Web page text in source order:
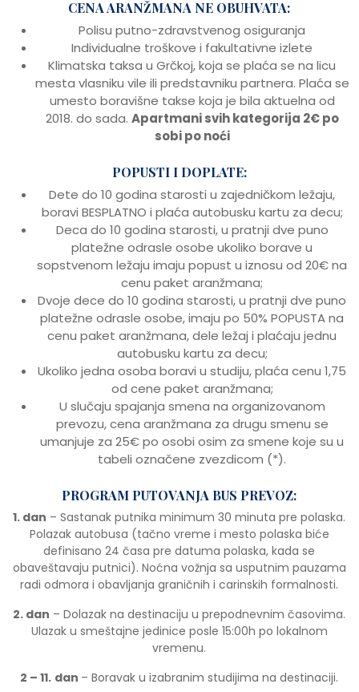
CENA ARANŽMANA NE OBUHVATA:
Polisu putno-zdravstvenog osiguranja
Individualne troškove i fakultativne izlete
Klimatska taksa u Grčkoj, koja se plaća se na licu
mesta vlasniku vile ili predstavniku partnera. Plaća se
umesto boravišne takse koja je bila aktuelna od
2018. do sada. Apartmani svih kategorija 2€ po
sobi po noći
POPUSTI I DOPLATE:
Dete do 10 godina starosti u zajedničkom ležaju,
boravi BESPLATNO i plaća autobusku kartu za decu;
Deca do 10 godina starosti, u pratnji dve puno
platežne odrasle osobe ukoliko borave u
sopstvenom ležaju imaju popust u iznosu od 20€ na
cenu paket aranžmana;
Dvoje dece do 10 godina starosti, u pratnji dve puno
platežne odrasle osobe, imaju po 50% POPUSTA na
cenu paket aranžmana, dele ležaj i plaćaju jednu
autobusku kartu za decu;
Ukoliko jedna osoba boravi u studiju, plaća cenu 1,75
od cene paket aranžmana;
U slučaju spajanja smena na organizovanom
prevozu, cena aranžmana za drugu smenu se
umanjuje za 25€ po osobi osim za smene koje su u
tabeli označene zvezdicom (*).
PROGRAM PUTOVANJA BUS PREVOZ:
1. dan – Sastanak putnika minimum 30 minuta pre polaska.
Polazak autobusa (tačno vreme i mesto polaska biće
definisano 24 časa pre datuma polaska, kada se
obaveštavaju putnici). Noćna vožnja sa usputnim pauzama
radi odmora i obavljanja graničnih i carinskih formalnosti.
2. dan – Dolazak na destinaciju u prepodnevnim časovima.
Ulazak u smeštajne jedinice posle 15:00h po lokalnom
vremenu.
2 – 11. dan – Boravak u izabranim studijima na destinaciji.